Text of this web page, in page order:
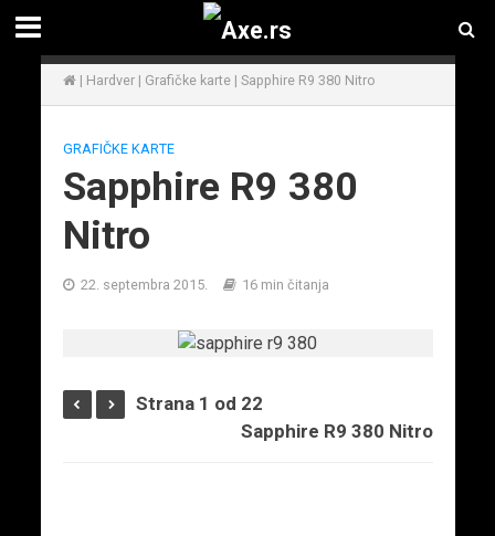
| Hardver| Grafičke karte| Sapphire R9 380 Nitro
GRAFIČKE KARTE
Sapphire R9 380
Nitro
22. septembra 2015. 16 min čitanja
Strana 1 od 22
Sapphire R9 380 Nitro